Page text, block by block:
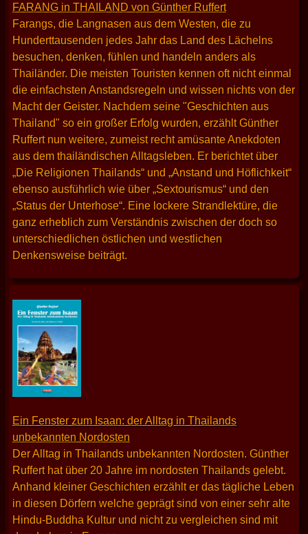
FARANG in THAILAND von Günther Ruffert
Farangs, die Langnasen aus dem Westen, die zu
Hunderttausenden jedes Jahr das Land des Lächelns
besuchen, denken, fühlen und handeln anders als
Thailänder. Die meisten Touristen kennen oft nicht einmal
die einfachsten Anstandsregeln und wissen nichts von der
Macht der Geister. Nachdem seine "Geschichten aus
Thailand" so ein großer Erfolg wurden, erzählt Günther
Ruffert nun weitere, zumeist recht amüsante Anekdoten
aus dem thailändischen Alltagsleben. Er berichtet über
„Die Religionen Thailands“ und „Anstand und Höflichkeit“
ebenso ausführlich wie über „Sextourismus“ und den
„Status der Unterhose“. Eine lockere Strandlektüre, die
ganz erheblich zum Verständnis zwischen der doch so
unterschiedlichen östlichen und westlichen
Denkensweise beiträgt.
Ein Fenster zum Isaan: der Alltag in Thailands
unbekannten Nordosten
Der Alltag in Thailands unbekannten Nordosten. Günther
Ruffert hat über 20 Jahre im nordosten Thailands gelebt.
Anhand kleiner Geschichten erzählt er das tägliche Leben
in diesen Dörfern welche geprägt sind von einer sehr alte
Hindu-Buddha Kultur und nicht zu vergleichen sind mit